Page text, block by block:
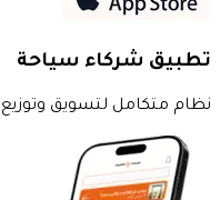
تطبيق شركاء سياحة
نظام متكامل لتسويق وتوزيع